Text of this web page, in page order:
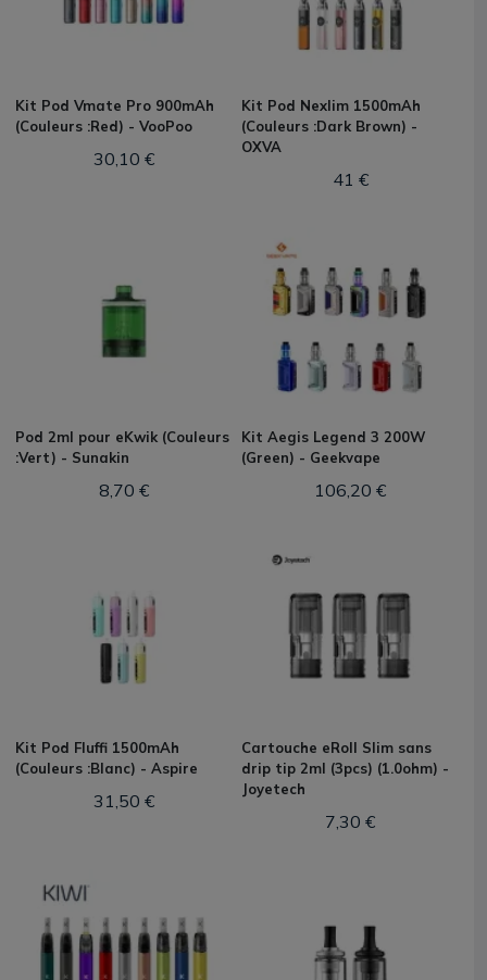
Kit Pod Vmate Pro 900mAh
(Couleurs :Red) - VooPoo
30,10 €
Kit Pod Nexlim 1500mAh
(Couleurs :Dark Brown) -
OXVA
41 €
Pod 2ml pour eKwik (Couleurs
:Vert) - Sunakin
8,70 €
Kit Aegis Legend 3 200W
(Green) - Geekvape
106,20 €
Kit Pod Fluffi 1500mAh
(Couleurs :Blanc) - Aspire
31,50 €
Cartouche eRoll Slim sans
drip tip 2ml (3pcs) (1.0ohm) -
Joyetech
7,30 €